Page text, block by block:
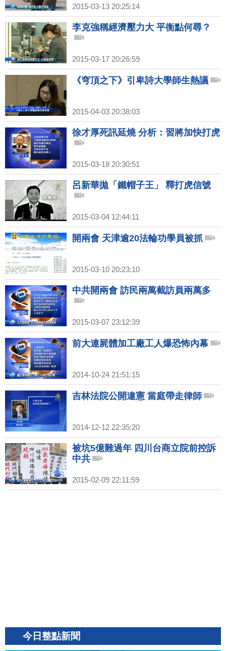
2015-03-13 20:25:14
李克強稱經濟壓力大 平衡點何尋？
2015-03-17 20:26:59
《穹頂之下》引卑詩大學師生熱議
2015-04-03 20:38:03
徐才厚死訊延燒 分析：習將加快打虎
2015-03-18 20:30:51
呂新華拋「鐵帽子王」 釋打虎信號
2015-03-04 12:44:11
開兩會 天津逾20法輪功學員被抓
2015-03-10 20:23:10
中共開兩會 訪民兩萬截訪員兩萬多
2015-03-07 23:12:39
前大連屍體加工廠工人爆恐怖內幕
2014-10-24 21:51:15
吉林法院公開違憲 當庭帶走律師
2014-12-12 22:35:20
被坑5億難過年 四川台商立院前控訴
中共
2015-02-09 22:11:59
今日整點新聞